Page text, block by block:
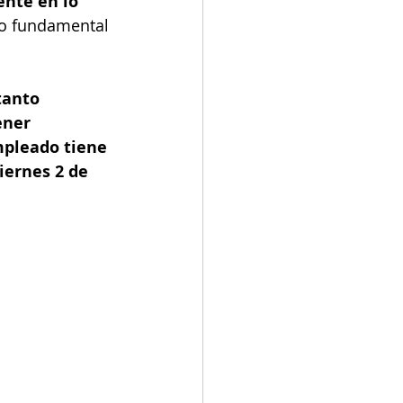
fundamental
tiene
2 de